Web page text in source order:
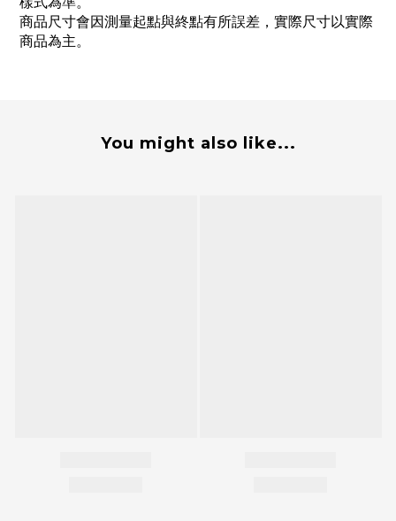
商品尺寸會因測量起點與終點有所誤差，實際尺寸以實際
商品為主。
You might also like...